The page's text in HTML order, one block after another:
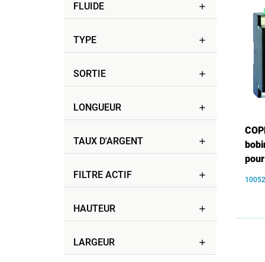
FLUIDE add
TYPE add
SORTIE add
LONGUEUR add
TAUX D'ARGENT add
FILTRE ACTIF add
HAUTEUR add
LARGEUR add